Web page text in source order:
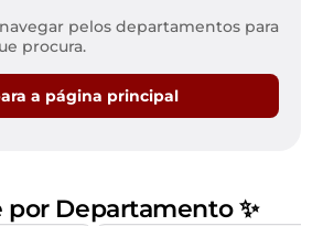
pelos departamentos para
procura.
a página principal
por Departamento ✨